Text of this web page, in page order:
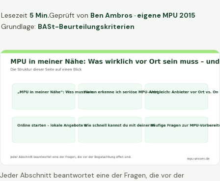
Lesezeit 5 Min.Geprüft von Ben Ambros · eigene MPU 2015
Grundlage: BASt-Beurteilungskriterien
Jeder Abschnitt beantwortet eine der Fragen, die vor der